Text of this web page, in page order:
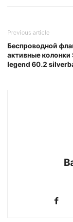
Previous article
Беспроводной
активные колонки
legend 60.2